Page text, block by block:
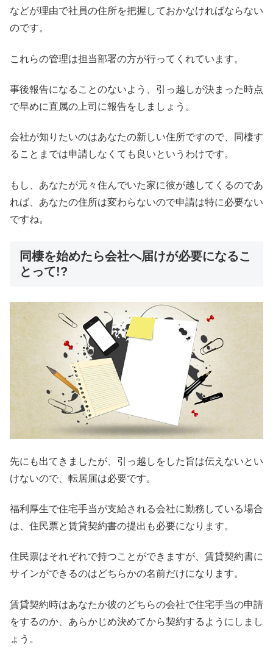
などが理由で社員の住所を把握しておかなければならない
のです。
これらの管理は担当部署の方が行ってくれています。
事後報告になることのないよう、引っ越しが決まった時点
で早めに直属の上司に報告をしましょう。
会社が知りたいのはあなたの新しい住所ですので、同棲す
ることまでは申請しなくても良いというわけです。
もし、あなたが元々住んでいた家に彼が越してくるのであ
れば、あなたの住所は変わらないので申請は特に必要ない
ですね。
同棲を始めたら会社へ届けが必要になるこ
とって!?
先にも出てきましたが、引っ越しをした旨は伝えないとい
けないので、転居届は必要です。
福利厚生で住宅手当が支給される会社に勤務している場合
は、住民票と賃貸契約書の提出も必要になります。
住民票はそれぞれで持つことができますが、賃貸契約書に
サインができるのはどちらかの名前だけになります。
賃貸契約時はあなたか彼のどちらの会社で住宅手当の申請
をするのか、あらかじめ決めてから契約するようにしまし
ょう。